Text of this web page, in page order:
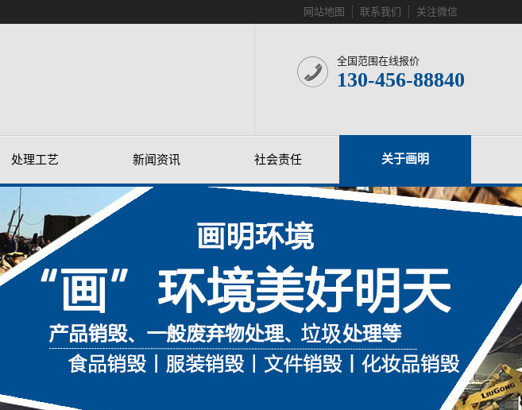
网站地图 联系我们 关注微信
全国范围在线报价
130-456-88840
处理工艺 新闻资讯 社会责任 关于画明